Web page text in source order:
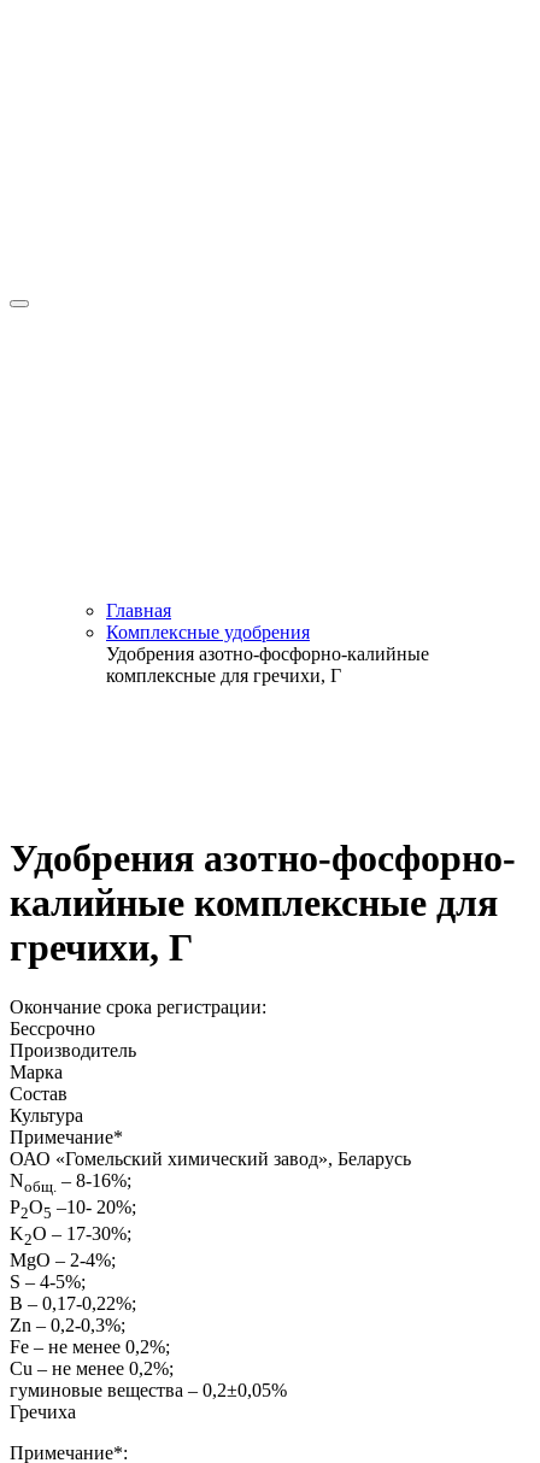
Главная
Комплексные удобрения
Удобрения азотно-фосфорно-калийные
комплексные для гречихи, Г
Удобрения азотно-фосфорно-
калийные комплексные для
гречихи, Г
Окончание срока регистрации:
Бессрочно
Производитель
Марка
Состав
Культура
Примечание*
ОАО «Гомельский химический завод», Беларусь
Nобщ. – 8-16%;
P2O5 –10- 20%;
K2O – 17-30%;
MgО – 2-4%;
S – 4-5%;
B – 0,17-0,22%;
Zn – 0,2-0,3%;
Fe – не менее 0,2%;
Cu – не менее 0,2%;
гуминовые вещества – 0,2±0,05%
Гречиха
Примечание*: